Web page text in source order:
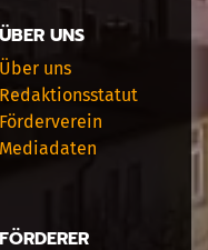
ÜBER UNS
Über uns
Redaktionsstatut
Förderverein
Mediadaten
FÖRDERER